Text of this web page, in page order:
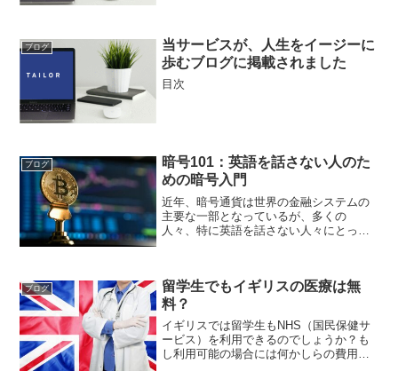
ブログ
当サービスが、人生をイージーに
歩むブログに掲載されました
目次
ブログ
暗号101：英語を話さない人のた
めの暗号入門
近年、暗号通貨は世界の金融システムの
主要な一部となっているが、多くの
人々、特に英語を話さない人々にとっ
ブログ
留学生でもイギリスの医療は無
料？
イギリスでは留学生もNHS（国民保健サ
ービス）を利用できるのでしょうか？も
し利用可能の場合には何かしらの費用が